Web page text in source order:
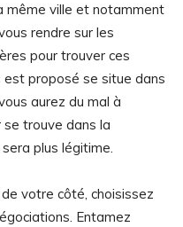
même ville et notamment
rendre sur les
pour trouver ces
est proposé se situe dans
aurez du mal à
se trouve dans la
plus légitime.
votre côté, choisissez
Entamez